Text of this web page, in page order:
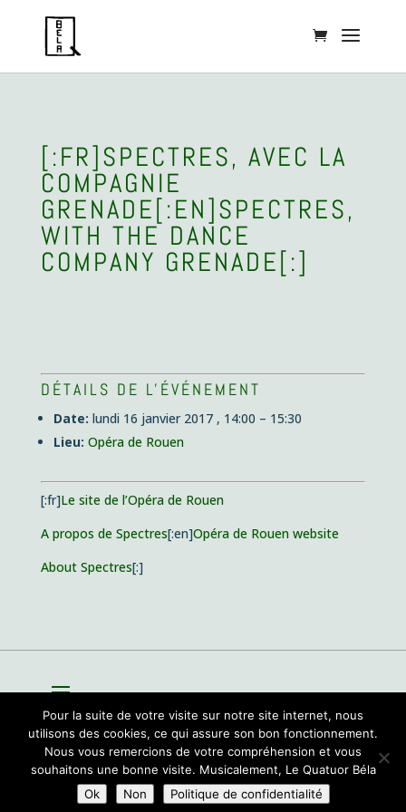
[:FR]SPECTRES, AVEC LA
COMPAGNIE
GRENADE[:EN]SPECTRES,
WITH THE DANCE
COMPANY GRENADE[:]
DÉTAILS DE L'ÉVÉNEMENT
Date: lundi 16 janvier 2017 , 14:00 – 15:30
Lieu: Opéra de Rouen
[:fr]Le site de l’Opéra de Rouen
A propos de Spectres[:en]Opéra de Rouen website
About Spectres[:]
Site parSioo studio
Pour la suite de votre visite sur notre site internet, nous
utilisons des cookies, ce qui assure son bon fonctionnement.
Nous vous remercions de votre compréhension et vous
souhaitons une bonne visite. Musicalement, Le Quatuor Béla
Ok
Non Politique de confidentialité